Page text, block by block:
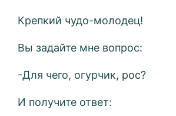
Крепкий чудо-молодец!
Вы задайте мне вопрос:
-Для чего, огурчик, рос?
И получите ответ: